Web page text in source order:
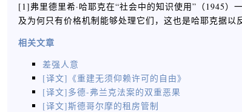
[1]弗里德里希·哈耶克在“社会中的知识使用”（1945）
及为何只有价格机制能够处理它们，这也是哈耶克据以
相关文章
差强人意
[译文]《重建无须仰赖许可的自由》
[译文]多德-弗兰克法案的双重恶果
[译文]斯德哥尔摩的租房管制